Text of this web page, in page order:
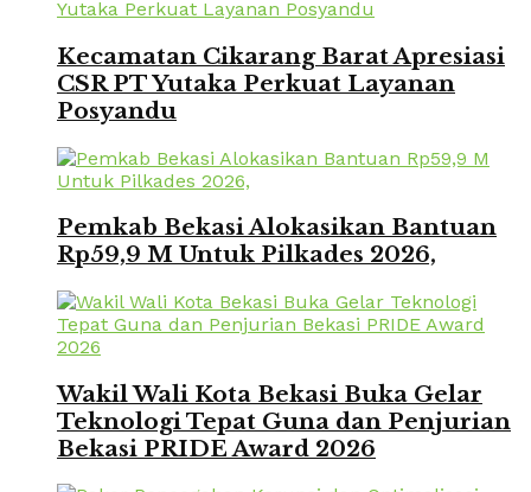
Kecamatan Cikarang Barat Apresiasi
CSR PT Yutaka Perkuat Layanan
Posyandu
Pemkab Bekasi Alokasikan Bantuan
Rp59,9 M Untuk Pilkades 2026,
Wakil Wali Kota Bekasi Buka Gelar
Teknologi Tepat Guna dan Penjurian
Bekasi PRIDE Award 2026